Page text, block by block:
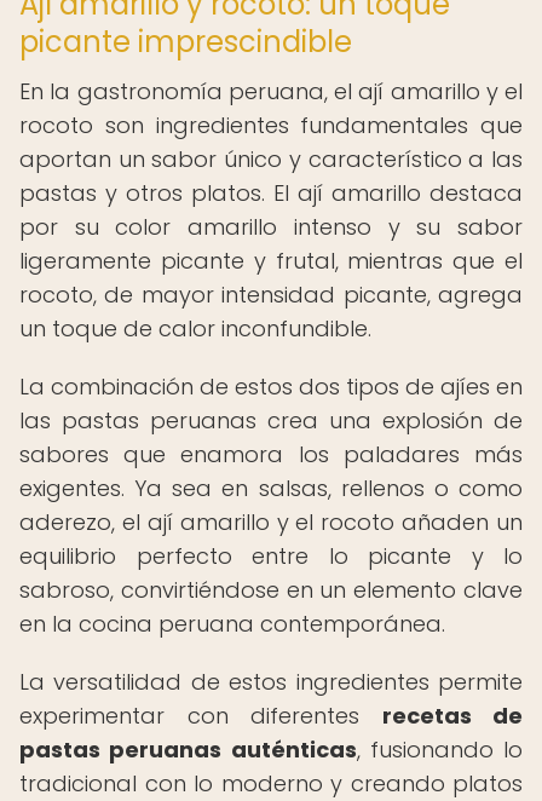
picante imprescindible
En la gastronomía peruana, el ají amarillo y el
rocoto son ingredientes fundamentales que
aportan un sabor único y característico a las
pastas y otros platos. El ají amarillo destaca
por su color amarillo intenso y su sabor
ligeramente picante y frutal, mientras que el
rocoto, de mayor intensidad picante, agrega
un toque de calor inconfundible.
La combinación de estos dos tipos de ajíes en
las pastas peruanas crea una explosión de
sabores que enamora los paladares más
exigentes. Ya sea en salsas, rellenos o como
aderezo, el ají amarillo y el rocoto añaden un
equilibrio perfecto entre lo picante y lo
sabroso, convirtiéndose en un elemento clave
en la cocina peruana contemporánea.
La versatilidad de estos ingredientes permite
experimentar con diferentes recetas de
pastas peruanas auténticas, fusionando lo
tradicional con lo moderno y creando platos